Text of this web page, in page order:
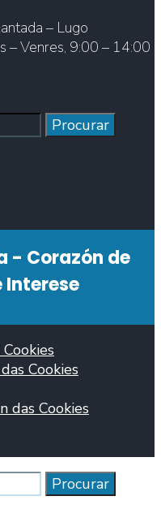
– Lugo
– Venres, 9:00 – 14:00
Procurar
- Corazón de
Cookies
das Cookies
Procurar